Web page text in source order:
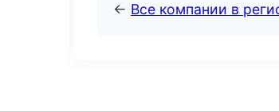
← Все компании в